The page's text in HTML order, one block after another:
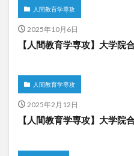
人間教育学専攻
2025年10月6日
【人間教育学専攻】大学院
人間教育学専攻
2025年2月12日
【人間教育学専攻】大学